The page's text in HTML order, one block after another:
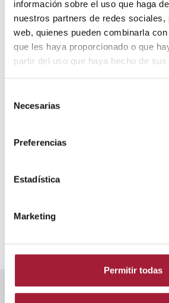
información sobre el uso que haga
nuestros partners de redes sociales,
web, quienes pueden combinarla
que les haya proporcionado o que
partir del uso que haya hecho de
Necesarias
Preferencias
Estadística
Marketing
Permitir todas
5 consejos para el
El tratamiento de las manchas en la piel
porque algunos de los factores
evitar por completo. Sin embargo, con
y la constancia, las manchas se pueden
LEER MÁS